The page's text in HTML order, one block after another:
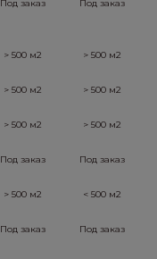
Под заказ Под заказ
> 500 м2 > 500 м2
> 500 м2 > 500 м2
> 500 м2 > 500 м2
Под заказ Под заказ
> 500 м2 < 500 м2
Под заказ Под заказ